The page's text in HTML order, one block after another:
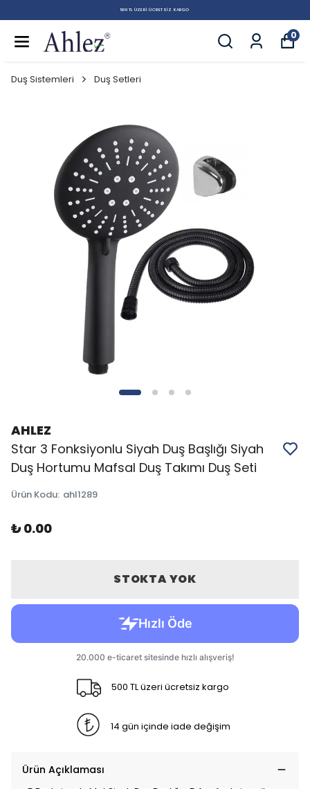
500 TL ÜZERI ÜCRETSIZ KARGO
0
Duş Sistemleri Duş Setleri
AHLEZ
Star 3 Fonksiyonlu Siyah Duş Başlığı Siyah
Duş Hortumu Mafsal Duş Takımı Duş Seti
Ürün Kodu: ahl1289
₺ 0.00
STOKTA YOK
500 TL üzeri ücretsiz kargo
14 gün içinde iade değişim
Ürün Açıklaması